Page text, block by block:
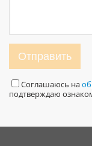
Отправить
Соглашаюсь на
подтверждаю